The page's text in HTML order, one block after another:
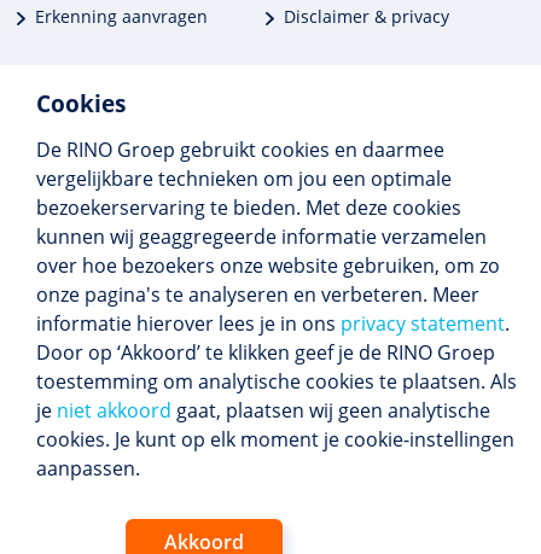
Cookies
De RINO Groep gebruikt cookies en daarmee
vergelijkbare technieken om jou een optimale
bezoekerservaring te bieden. Met deze cookies
kunnen wij geaggregeerde informatie verzamelen
over hoe bezoekers onze website gebruiken, om zo
onze pagina's te analyseren en verbeteren. Meer
informatie hierover lees je in ons privacy statement.
Door op ‘Akkoord’ te klikken geef je de RINO Groep
toestemming om analytische cookies te plaatsen. Als
je niet akkoord gaat, plaatsen wij geen analytische
cookies. Je kunt op elk moment je cookie-instellingen
aanpassen.
Akkoord
Erkenning aanvragen
Disclaimer & privacy
Meer dan 250 opleidingen
Alle BIG-opleidingen in huis
Cedeo-erkend en CRKBO-geregistreerd
Gemiddelde beoordeling 8,4
Volg ons
Blijf op de hoogte van het (nieuwe) scholings­
aanbod en ons laatste nieuws.